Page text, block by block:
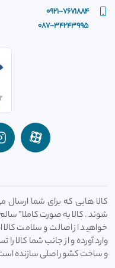
0921-7671884
087-34243995
کالا هایی که برای شما
شوند . کالا به صورت کاملا”
خواهید از اصالت و سلامت
وارد آورده و از جانب شما کالا
و ساخت کشور اصلی سازنده